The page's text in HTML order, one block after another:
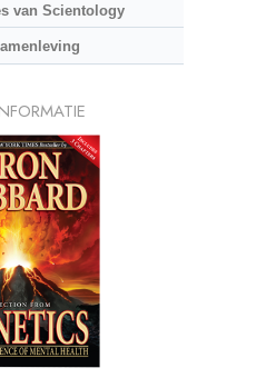
van Scientology